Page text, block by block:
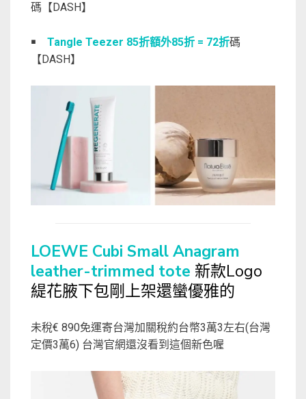
碼【DASH】
￭ Tangle Teezer 85折額外85折 = 72折碼
【DASH】
LOEWE Cubi Small Anagram
leather-trimmed tote 新款Logo
緹花腋下包剛上架還蠻優雅的
未稅€ 890免運寄台灣加關稅約台幣3萬3左右(台灣
定價3萬6) 台灣官網還沒看到這個新色喔